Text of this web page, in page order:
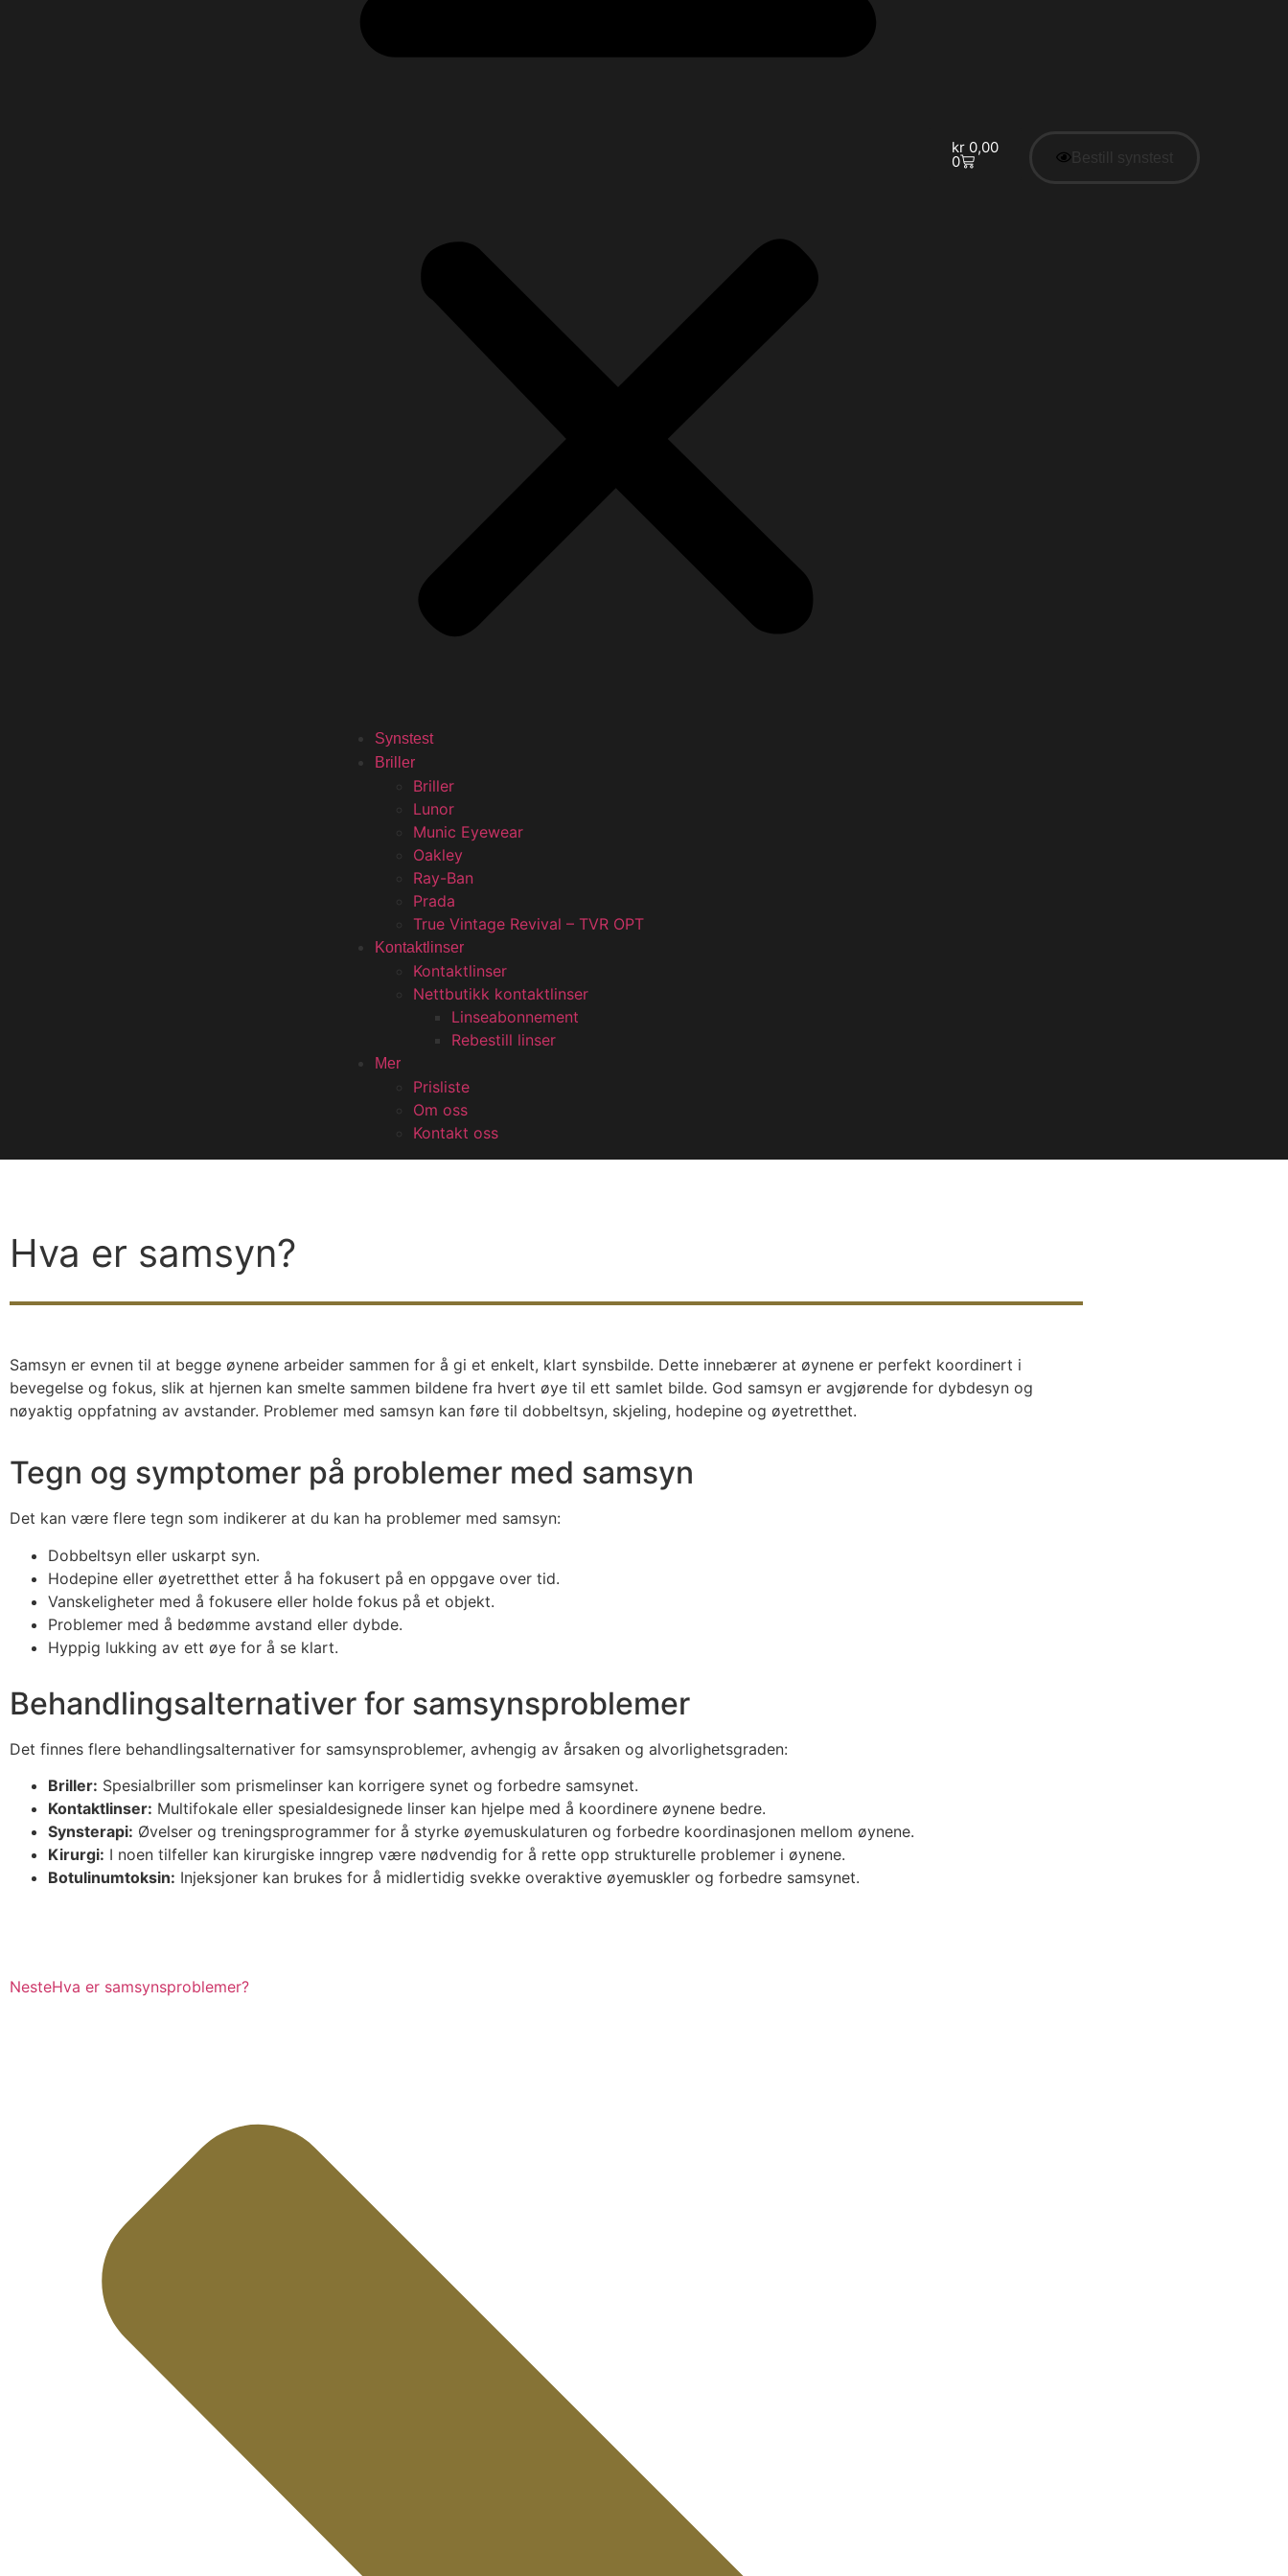
Synstest
Briller
Briller
Lunor
Munic Eyewear
Oakley
Ray-Ban
Prada
True Vintage Revival – TVR OPT
Kontaktlinser
Kontaktlinser
Nettbutikk kontaktlinser
Linseabonnement
Rebestill linser
Mer
Prisliste
Om oss
Kontakt oss
kr 0,00
0 Bestill synstest
Hva er samsyn?
Samsyn er evnen til at begge øynene arbeider sammen for å gi et enkelt, klart synsbilde. Dette innebærer at øynene er perfekt koordinert i
bevegelse og fokus, slik at hjernen kan smelte sammen bildene fra hvert øye til ett samlet bilde. God samsyn er avgjørende for dybdesyn og
nøyaktig oppfatning av avstander. Problemer med samsyn kan føre til dobbeltsyn, skjeling, hodepine og øyetretthet.
Tegn og symptomer på problemer med samsyn
Det kan være flere tegn som indikerer at du kan ha problemer med samsyn:
Dobbeltsyn eller uskarpt syn.
Hodepine eller øyetretthet etter å ha fokusert på en oppgave over tid.
Vanskeligheter med å fokusere eller holde fokus på et objekt.
Problemer med å bedømme avstand eller dybde.
Hyppig lukking av ett øye for å se klart.
Behandlingsalternativer for samsynsproblemer
Det finnes flere behandlingsalternativer for samsynsproblemer, avhengig av årsaken og alvorlighetsgraden:
Briller: Spesialbriller som prismelinser kan korrigere synet og forbedre samsynet.
Kontaktlinser: Multifokale eller spesialdesignede linser kan hjelpe med å koordinere øynene bedre.
Synsterapi: Øvelser og treningsprogrammer for å styrke øyemuskulaturen og forbedre koordinasjonen mellom øynene.
Kirurgi: I noen tilfeller kan kirurgiske inngrep være nødvendig for å rette opp strukturelle problemer i øynene.
Botulinumtoksin: Injeksjoner kan brukes for å midlertidig svekke overaktive øyemuskler og forbedre samsynet.
NesteHva er samsynsproblemer?